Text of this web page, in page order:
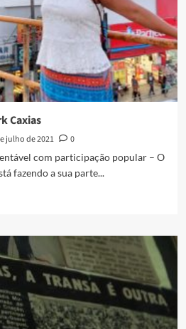
Caxias
julho de 2021
0
com participação popular – O
fazendo a sua parte...